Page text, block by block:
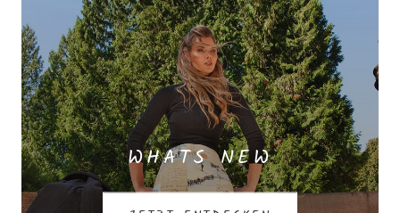
WHATS NEW